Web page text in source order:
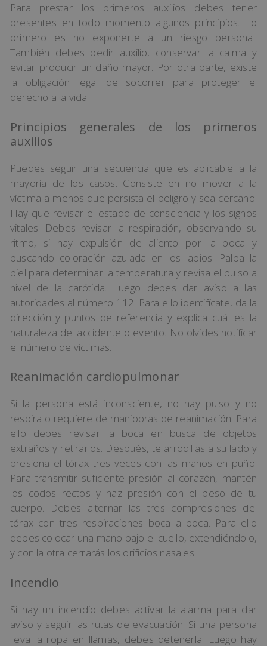
Para prestar los primeros auxilios debes tener
presentes en todo momento algunos principios. Lo
primero es no exponerte a un riesgo personal.
También debes pedir auxilio, conservar la calma y
evitar producir un daño mayor. Por otra parte, existe
la obligación legal de socorrer para proteger el
derecho a la vida.
Principios generales de los primeros
auxilios
Puedes seguir una secuencia que es aplicable a la
mayoría de los casos. Consiste en no mover a la
víctima a menos que persista el peligro y sea cercano.
Hay que revisar el estado de consciencia y los signos
vitales. Debes revisar la respiración, observando su
ritmo, si hay expulsión de aliento por la boca y
buscando coloración azulada en los labios. Palpa la
piel para determinar la temperatura y revisa el pulso a
nivel de la carótida. Luego debes dar aviso a las
autoridades al número 112. Para ello identifícate, da la
dirección y puntos de referencia y explica cuál es la
naturaleza del accidente o evento. No olvides notificar
el número de víctimas.
Reanimación cardiopulmonar
Si la persona está inconsciente, no hay pulso y no
respira o requiere de maniobras de reanimación. Para
ello debes revisar la boca en busca de objetos
extraños y retirarlos. Después, te arrodillas a su lado y
presiona el tórax tres veces con las manos en puño.
Para transmitir suficiente presión al corazón, mantén
los codos rectos y haz presión con el peso de tu
cuerpo. Debes alternar las tres compresiones del
tórax con tres respiraciones boca a boca. Para ello
debes colocar una mano bajo el cuello, extendiéndolo,
y con la otra cerrarás los orificios nasales.
Incendio
Si hay un incendio debes activar la alarma para dar
aviso y seguir las rutas de evacuación. Si una persona
lleva la ropa en llamas, debes detenerla. Luego hay